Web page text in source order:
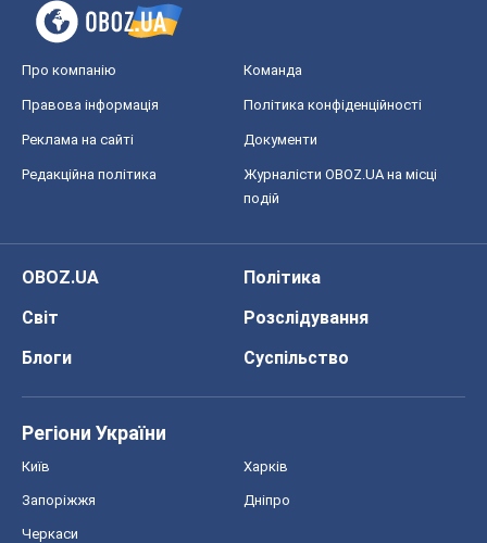
Про компанію Команда
Правова інформація Політика конфіденційності
Реклама на сайті Документи
Редакційна політика
Журналісти OBOZ.UA на місці
подій
OBOZ.UA
Політика
Світ
Розслідування
Блоги
Суспільство
Регіони України
Київ Харків
Запоріжжя Дніпро
Черкаси